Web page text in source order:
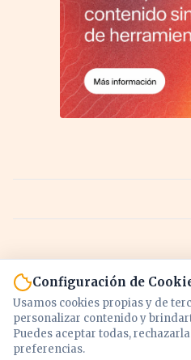
Configuración de
Usamos cookies propias y de
personalizar contenido y
Puedes aceptar todas,
preferencias.